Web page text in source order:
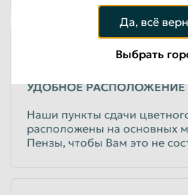
УДОБНОЕ РАСПОЛОЖЕНИЕ
Наши пункты сдачи
расположены на основных
Пензы, чтобы Вам это не
Да, всё
Выбрать